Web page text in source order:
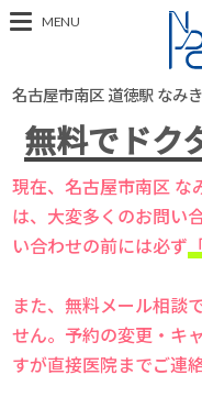
MENU
名古屋市南区 道徳駅 なみ
無料でドク
現在、名古屋市南区 な
は、大変多くのお問い
い合わせの前には必ず
また、無料メール相談
せん。予約の変更・キ
すが直接医院までご連